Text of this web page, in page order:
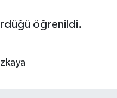
öğrenildi.